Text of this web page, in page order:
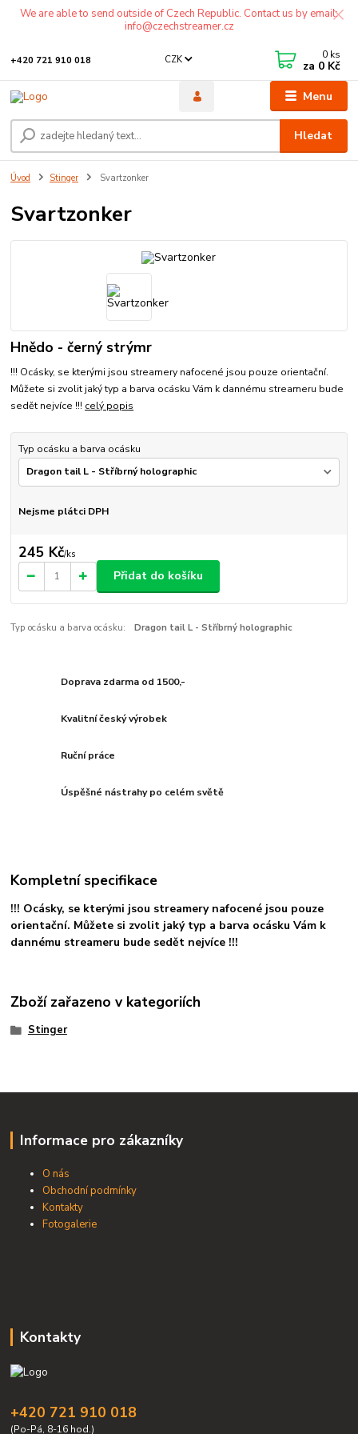
We are able to send outside of Czech Republic. Contact us by email:
info@czechstreamer.cz
Menu
CZK
Hledat
+420 721 910 018 0 ks
za 0 Kč
Úvod Stinger Svartzonker
Svartzonker
Hnědo - černý strýmr
!!! Ocásky, se kterými jsou streamery nafocené jsou pouze orientační.
Můžete si zvolit jaký typ a barva ocásku Vám k dannému streameru bude
sedět nejvíce !!! celý popis
Typ ocásku a barva ocásku
Nejsme plátci DPH
245 Kč/ks
Přidat do košíku
Typ ocásku a barva ocásku: Dragon tail L - Stříbrný holographic
Doprava zdarma od 1500,-
Kvalitní český výrobek
Ruční práce
Úspěšné nástrahy po celém světě
Kompletní specifikace
!!! Ocásky, se kterými jsou streamery nafocené jsou pouze
orientační. Můžete si zvolit jaký typ a barva ocásku Vám k
dannému streameru bude sedět nejvíce !!!
Zboží zařazeno v kategoriích
Stinger
Informace pro zákazníky
O nás
Obchodní podmínky
Kontakty
Fotogalerie
Kontakty
+420 721 910 018
(Po-Pá, 8-16 hod.)